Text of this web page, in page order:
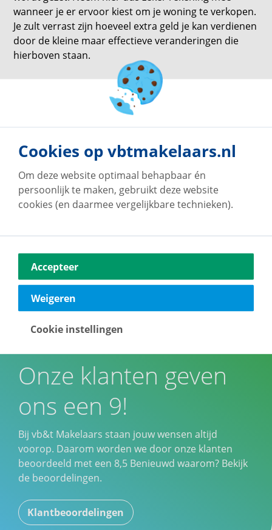
wanneer je er ervoor kiest om je woning te verkopen.
Je zult verrast zijn hoeveel extra geld je kan verdienen
door de kleine maar effectieve veranderingen die
hierboven staan.
terug naar overzicht
Onze klanten geven
ons een 9!
Bij vb&t Makelaars staan jouw wensen altijd
voorop. Daarom worden we door onze klanten
beoordeeld met een 8,5 Benieuwd waarom? Bekijk
de beoordelingen.
Klantbeoordelingen
Cookies op vbtmakelaars.nl
Om deze website optimaal behapbaar én
persoonlijk te maken, gebruikt deze website
cookies (en daarmee vergelijkbare technieken).
Accepteer
Weigeren
Cookie instellingen